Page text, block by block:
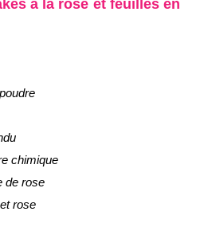
à la rose et feuilles en
chimique
de rose
rose